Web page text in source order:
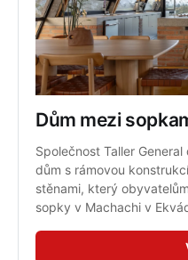
Dům mezi
Společnost Taller
dům s rámovou
stěnami, který
sopky v Machachi v